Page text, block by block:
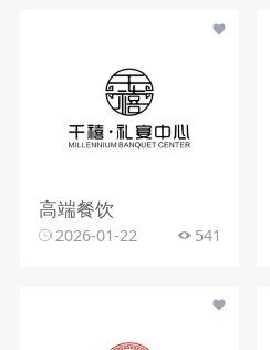
高端餐饮
2026-01-22 541